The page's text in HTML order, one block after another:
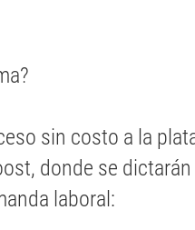
sin costo a la
donde se
laboral: